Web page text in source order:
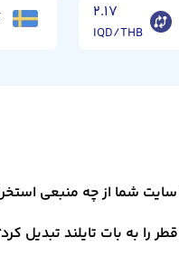
۲.۱۷
IQD/THB
سایت شما از چه منبعی
را به بات تایلند تبدیل